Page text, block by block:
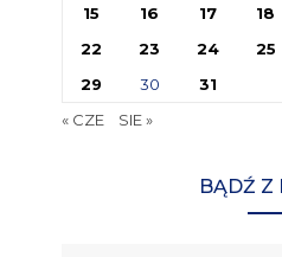
15
16 17 18
22
23 24 25
29
30
31
« CZE
SIE »
BĄDŹ Z